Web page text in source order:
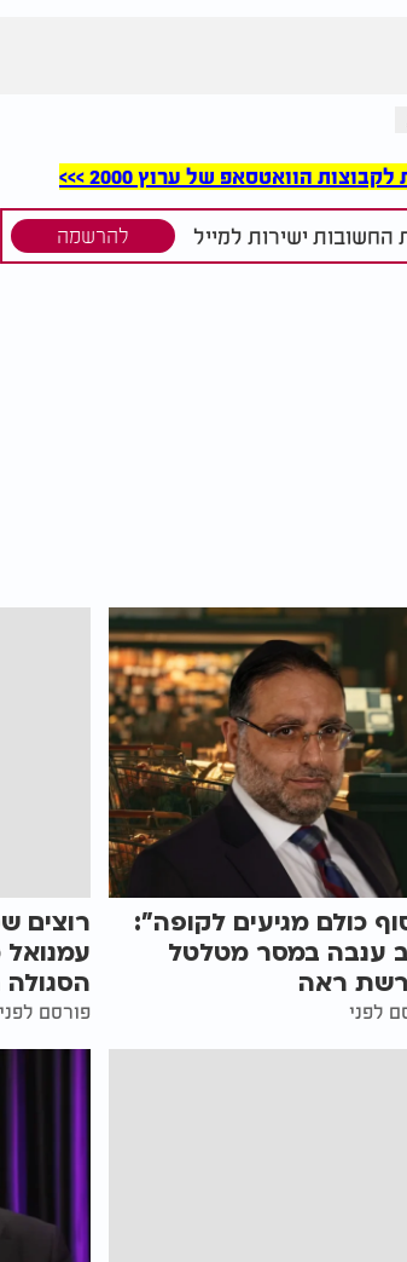
הוואטסאפ של ערוץ 2000 >>>
ישירות למייל להרשמה
כולם מגיעים לקופה":
ענבה במסר מטלטל
ראה
לפני
רוצים
פורסם לפני